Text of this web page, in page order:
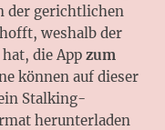
der gerichtlichen
weshalb der
die App zum
können auf dieser
Stalking-
herunterladen